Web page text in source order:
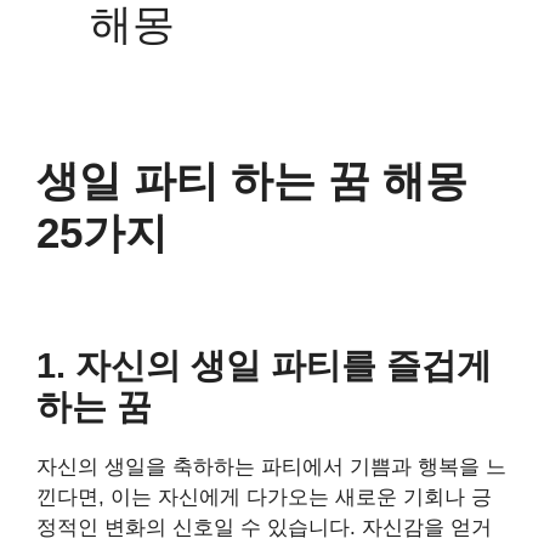
생일 파티 하는 꿈 해몽
25가지
1. 자신의 생일 파티를 즐겁게
하는 꿈
자신의 생일을 축하하는 파티에서 기쁨과 행복을 느
낀다면, 이는 자신에게 다가오는 새로운 기회나 긍
정적인 변화의 신호일 수 있습니다. 자신감을 얻거